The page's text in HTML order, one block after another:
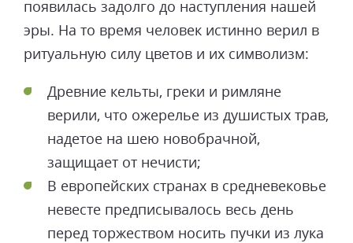
появилась задолго до наступления нашей
эры. На то время человек истинно верил в
ритуальную силу цветов и их символизм:
Древние кельты, греки и римляне
верили, что ожерелье из душистых трав,
надетое на шею новобрачной,
защищает от нечисти;
В европейских странах в средневековье
невесте предписывалось весь день
перед торжеством носить пучки из лука